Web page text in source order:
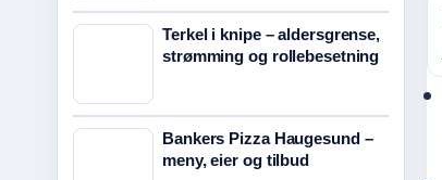
Terkel i knipe – aldersgrense,
strømming og rollebesetning
Bankers Pizza Haugesund –
meny, eier og tilbud